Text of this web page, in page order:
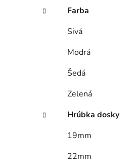
Farba
Sivá
Modrá
Šedá
Zelená
Hrúbka dosky
19mm
22mm